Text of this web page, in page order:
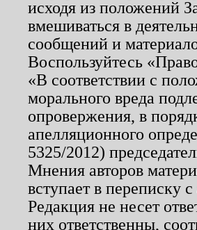
исходя из положений
вмешиваться в
сообщений и
Воспользуйтесь
«В соответствии с
морального вреда
опровержения, в
апелляционного
5325/2012)
Мнения авторов
вступает в переписку
Редакция не несет
них ответственны,